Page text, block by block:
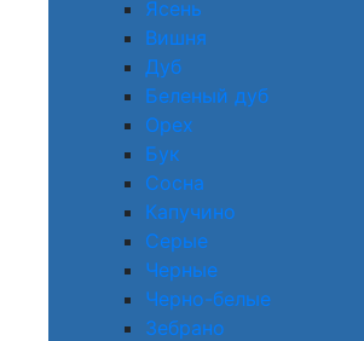
Ясень
Вишня
Дуб
Беленый дуб
Орех
Бук
Сосна
Капучино
Серые
Черные
Черно-белые
Зебрано